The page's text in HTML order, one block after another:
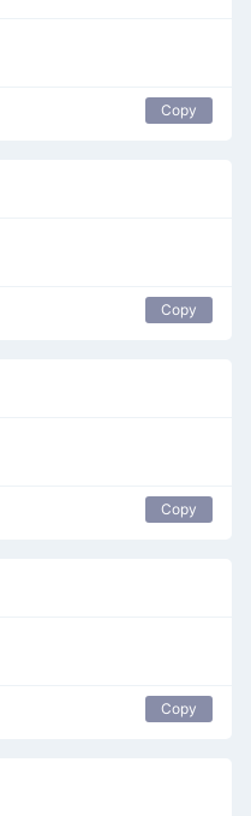
Copy
Copy
Copy
Copy